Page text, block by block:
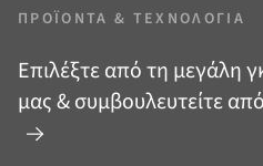
ΠΡΟΪΌΝΤΑ & ΤΕΧΝΟΛΟΓΊΑ
Επιλέξτε από τη μεγάλη
μας&συμβουλευτείτε